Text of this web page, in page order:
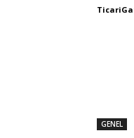
GENEL